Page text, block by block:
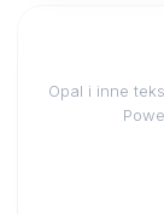
Opal i inne